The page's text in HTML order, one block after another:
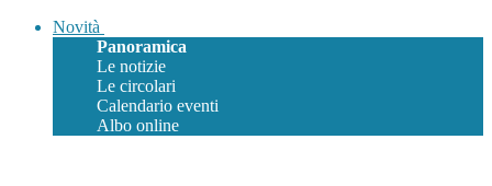
Novità
Panoramica
Le notizie
Le circolari
Calendario eventi
Albo online